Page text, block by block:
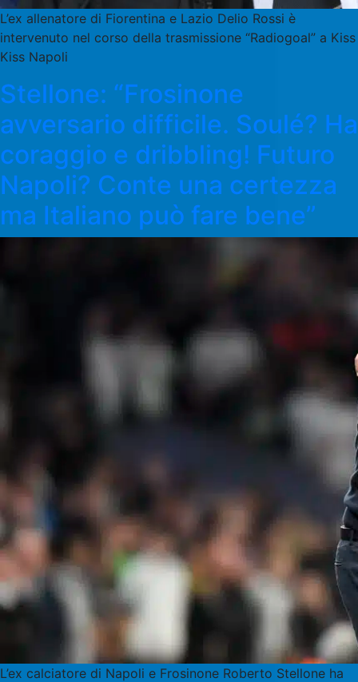
L’ex allenatore di Fiorentina e Lazio Delio Rossi è
intervenuto nel corso della trasmissione “Radiogoal” a Kiss
Kiss Napoli
Stellone: “Frosinone
avversario difficile. Soulé? Ha
coraggio e dribbling! Futuro
Napoli? Conte una certezza
ma Italiano può fare bene”
L’ex calciatore di Napoli e Frosinone Roberto Stellone ha